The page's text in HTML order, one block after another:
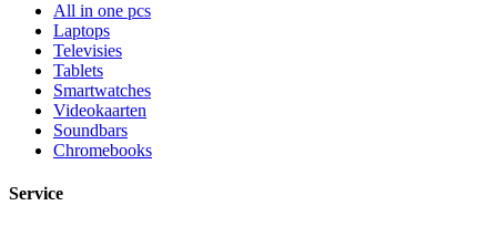
All in one pcs
Laptops
Televisies
Tablets
Smartwatches
Videokaarten
Soundbars
Chromebooks
Service